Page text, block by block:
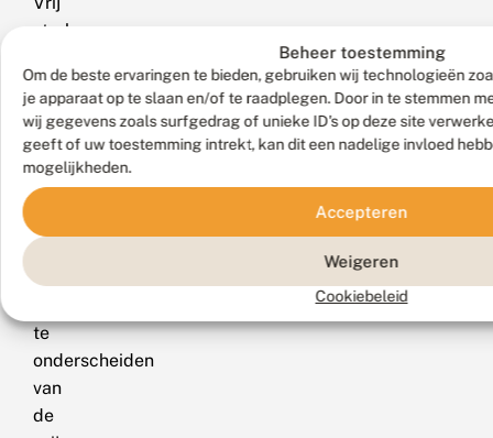
Beheer toestemming
Om de beste ervaringen te bieden, gebruiken wij technologieën
je apparaat op te slaan en/of te raadplegen. Door in te stemmen
wij gegevens zoals surfgedrag of unieke ID's op deze site
geeft of uw toestemming intrekt, kan dit een nadelige invloed
mogelijkheden.
Accepteren
Weigeren
Cookiebeleid
sterk
dwarslijnen
getekende
exemplaren
van
de
soms
te
onderscheiden
van
de